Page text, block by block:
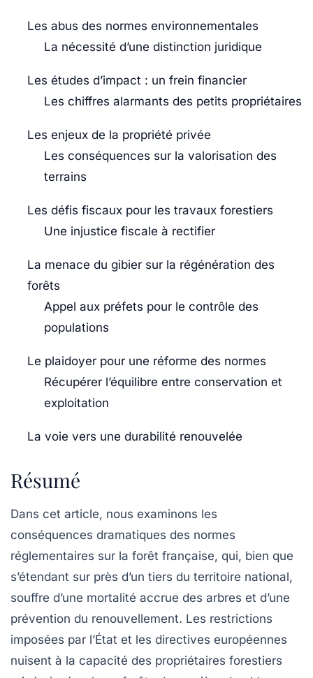
Les abus des normes environnementales
La nécessité d’une distinction juridique
Les études d’impact : un frein financier
Les chiffres alarmants des petits propriétaires
Les enjeux de la propriété privée
Les conséquences sur la valorisation des
terrains
Les défis fiscaux pour les travaux forestiers
Une injustice fiscale à rectifier
La menace du gibier sur la régénération des
forêts
Appel aux préfets pour le contrôle des
populations
Le plaidoyer pour une réforme des normes
Récupérer l’équilibre entre conservation et
exploitation
La voie vers une durabilité renouvelée
Résumé
Dans cet article, nous examinons les
conséquences dramatiques des normes
réglementaires sur la forêt française, qui, bien que
s’étendant sur près d’un tiers du territoire national,
souffre d’une mortalité accrue des arbres et d’une
prévention du renouvellement. Les restrictions
imposées par l’État et les directives européennes
nuisent à la capacité des propriétaires forestiers